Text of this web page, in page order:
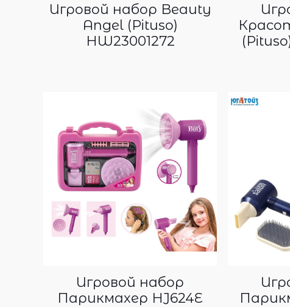
Игровой набор Beauty
Angel (Pituso)
HW23001272
Игровой набор
Парикмахер HJ624E